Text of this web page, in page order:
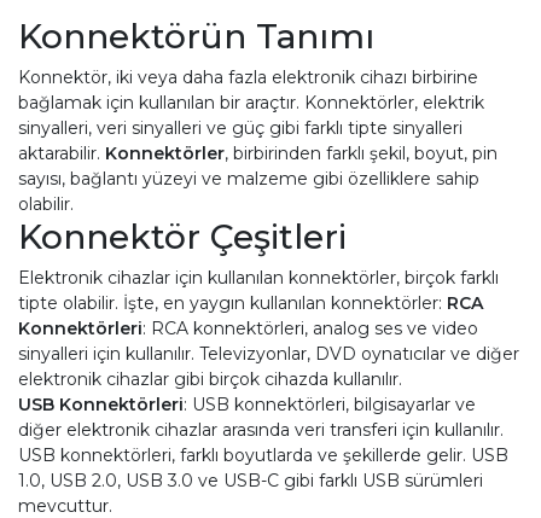
Konnektörün Tanımı
Konnektör, iki veya daha fazla elektronik cihazı birbirine
bağlamak için kullanılan bir araçtır. Konnektörler, elektrik
sinyalleri, veri sinyalleri ve güç gibi farklı tipte sinyalleri
aktarabilir. Konnektörler, birbirinden farklı şekil, boyut, pin
sayısı, bağlantı yüzeyi ve malzeme gibi özelliklere sahip
olabilir.
Konnektör Çeşitleri
Elektronik cihazlar için kullanılan konnektörler, birçok farklı
tipte olabilir. İşte, en yaygın kullanılan konnektörler: RCA
Konnektörleri: RCA konnektörleri, analog ses ve video
sinyalleri için kullanılır. Televizyonlar, DVD oynatıcılar ve diğer
elektronik cihazlar gibi birçok cihazda kullanılır.
USB Konnektörleri: USB konnektörleri, bilgisayarlar ve
diğer elektronik cihazlar arasında veri transferi için kullanılır.
USB konnektörleri, farklı boyutlarda ve şekillerde gelir. USB
1.0, USB 2.0, USB 3.0 ve USB-C gibi farklı USB sürümleri
mevcuttur.